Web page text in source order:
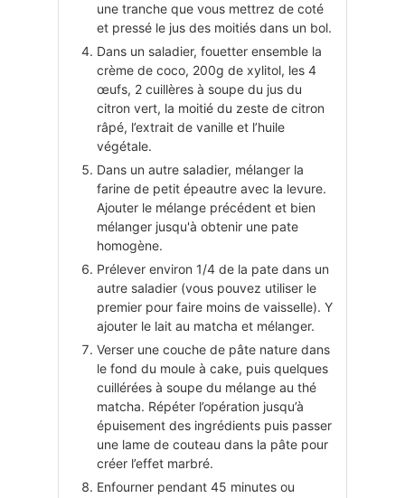
une tranche que vous mettrez de coté
et pressé le jus des moitiés dans un bol.
Dans un saladier, fouetter ensemble la
crème de coco, 200g de xylitol, les 4
œufs, 2 cuillères à soupe du jus du
citron vert, la moitié du zeste de citron
râpé, l’extrait de vanille et l’huile
végétale.
Dans un autre saladier, mélanger la
farine de petit épeautre avec la levure.
Ajouter le mélange précédent et bien
mélanger jusqu'à obtenir une pate
homogène.
Prélever environ 1/4 de la pate dans un
autre saladier (vous pouvez utiliser le
premier pour faire moins de vaisselle). Y
ajouter le lait au matcha et mélanger.
Verser une couche de pâte nature dans
le fond du moule à cake, puis quelques
cuillérées à soupe du mélange au thé
matcha. Répéter l’opération jusqu’à
épuisement des ingrédients puis passer
une lame de couteau dans la pâte pour
créer l’effet marbré.
Enfourner pendant 45 minutes ou